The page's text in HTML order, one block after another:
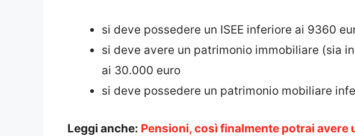
si deve possedere un ISEE inferiore ai 9360
si deve avere un patrimonio immobiliare (sia
ai 30.000 euro
si deve possedere un patrimonio mobiliare
Leggi anche: Pensioni, così finalmente potrai avere